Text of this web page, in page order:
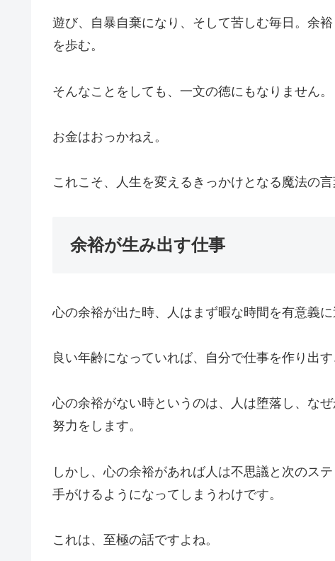
遊び、自暴自棄になり、そして苦しむ毎日。余
を歩む。
そんなことをしても、一文の徳にもなりません。
お金はおっかねえ。
これこそ、人生を変えるきっかけとなる魔法の言
余裕が生み出す仕事
心の余裕が出た時、人はまず暇な時間を有意義に
良い年齢になっていれば、自分で仕事を作り出
心の余裕がない時というのは、人は堕落し、な
努力をします。
しかし、心の余裕があれば人は不思議と次のス
手がけるようになってしまうわけです。
これは、至極の話ですよね。